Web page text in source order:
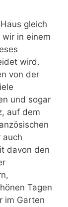
gleich
in einem
wird.
von der
und sogar
auf dem
auch
davon den
Tagen
im Garten